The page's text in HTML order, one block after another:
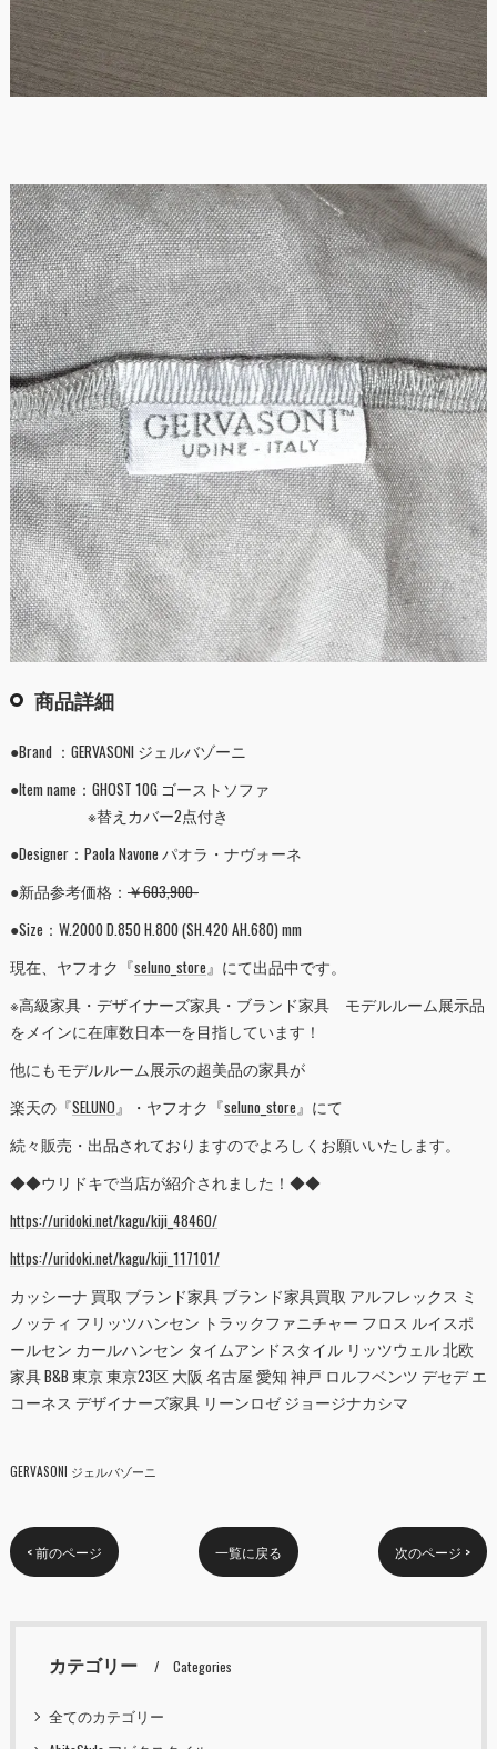
商品詳細
●Brand ：GERVASONI ジェルバゾーニ
●Item name：GHOST 10G ゴーストソファ
※替えカバー2点付き
●Designer：Paola Navone パオラ・ナヴォーネ
●新品参考価格： ￥603,900-
●Size：W.2000 D.850 H.800 (SH.420 AH.680) mm
現在、ヤフオク『seluno_store』にて出品中です。
※高級家具・デザイナーズ家具・ブランド家具 モデルルーム展示品
をメインに在庫数日本一を目指しています！
他にもモデルルーム展示の超美品の家具が
楽天の『SELUNO』・ヤフオク『seluno_store』にて
続々販売・出品されておりますのでよろしくお願いいたします。
◆◆ウリドキで当店が紹介されました！◆◆
https://uridoki.net/kagu/kiji_48460/
https://uridoki.net/kagu/kiji_117101/
カッシーナ 買取 ブランド家具 ブランド家具買取 アルフレックス ミ
ノッティ フリッツハンセン トラックファニチャー フロス ルイスポ
ールセン カールハンセン タイムアンドスタイル リッツウェル 北欧
家具 B&B 東京 東京23区 大阪 名古屋 愛知 神戸 ロルフベンツ デセデ エ
コーネス デザイナーズ家具 リーンロゼ ジョージナカシマ
GERVASONI ジェルバゾーニ
< 前のページ 一覧に戻る 次のページ >
カテゴリー Categories
全てのカテゴリー